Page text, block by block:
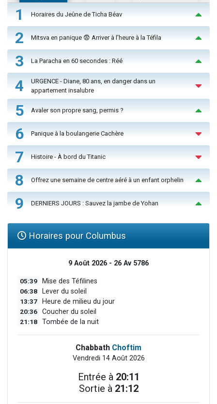
1 Horaires du Jeûne de Ticha Béav
2 Mitsva en panique 😨 Arriver à l'heure à la Téfila
3 La Paracha en 60 secondes : Réé
4
URGENCE - Diane, 80 ans, en danger dans un
appartement insalubre
5 Avaler son propre sang, permis ?
6 Panique à la boulangerie Cachère
7 Histoire - À bord du Titanic
8 Offrez une semaine de centre aéré à un enfant orphelin
9 DERNIERS JOURS : Sauvez la jambe de Yohan
Horaires pour Columbus
9 Août 2026 - 26 Av 5786
05:39 Mise des Téfilines
06:38 Lever du soleil
13:37 Heure de milieu du jour
20:36 Coucher du soleil
21:18 Tombée de la nuit
Chabbath Choftim
Vendredi 14 Août 2026
Entrée à 20:11
Sortie à 21:12